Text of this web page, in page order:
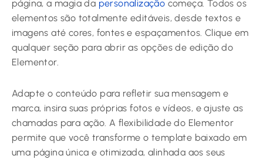
página, a magia da personalização começa. Todos os
elementos são totalmente editáveis, desde textos e
imagens até cores, fontes e espaçamentos. Clique em
qualquer seção para abrir as opções de edição do
Elementor.
Adapte o conteúdo para refletir sua mensagem e
marca, insira suas próprias fotos e vídeos, e ajuste as
chamadas para ação. A flexibilidade do Elementor
permite que você transforme o template baixado em
uma página única e otimizada, alinhada aos seus